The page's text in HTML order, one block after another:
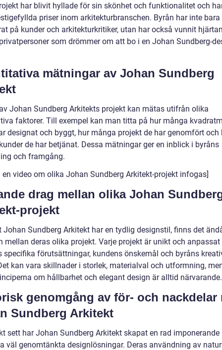
har blivit hyllade för sin skönhet och funktionalitet och
priser inom arkitekturbranschen. Byrån har inte bara
på kunder och arkitekturkritiker, utan har också vunnit
som drömmer om att bo i en Johan Sundberg-
mätningar av Johan Sundberg
Johan Sundberg Arkitekts projekt kan mätas utifrån olika
faktorer. Till exempel kan man titta på hur många
designat och byggt, hur många projekt de har genomfört och
de har betjänat. Dessa mätningar ger en inblick i byråns
och framgång.
en video om olika Johan Sundberg Arkitekt-projekt infogas]
drag mellan olika Johan
projekt
Johan Sundberg Arkitekt har en tydlig designstil, finns det
mellan deras olika projekt. Varje projekt är unikt och anpassat
specifika förutsättningar, kundens önskemål och byråns
kan vara skillnader i storlek, materialval och utformning,
om hållbarhet och elegant design är alltid närvarande.
genomgång av för- och nackdelar
Sundberg Arkitekt
sett har Johan Sundberg Arkitekt skapat en rad imponerande
väl genomtänkta designlösningar. Deras användning av